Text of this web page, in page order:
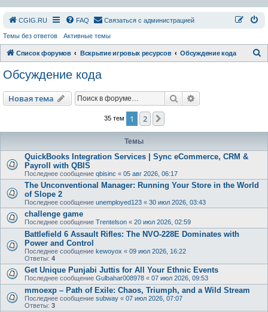
СGIG.RU FAQ Связаться с администрацией
Темы без ответов Активные темы
Список форумов Вскрытие игровых ресурсов Обсуждение кода
Обсуждение кода
Новая тема Поиск
35 тем 1 2
Темы
QuickBooks Integration Services | Sync eCommerce, CRM &
Payroll with QBIS
Последнее сообщение qbisinc « 05 авг 2026, 06:17
The Unconventional Manager: Running Your Store in the World
of Slope 2
Последнее сообщение unemployed123 « 30 июл 2026, 03:43
challenge game
Последнее сообщение Trentelson « 20 июл 2026, 02:59
Battlefield 6 Assault Rifles: The NVO-228E Dominates with
Power and Control
Последнее сообщение kewoyox « 09 июл 2026, 16:22
Ответы: 4
Get Unique Punjabi Juttis for All Your Ethnic Events
Последнее сообщение Gulbahar008978 « 07 июл 2026, 09:53
mmoexp – Path of Exile: Chaos, Triumph, and a Wild Stream
Последнее сообщение subway « 07 июл 2026, 07:07
Ответы: 3